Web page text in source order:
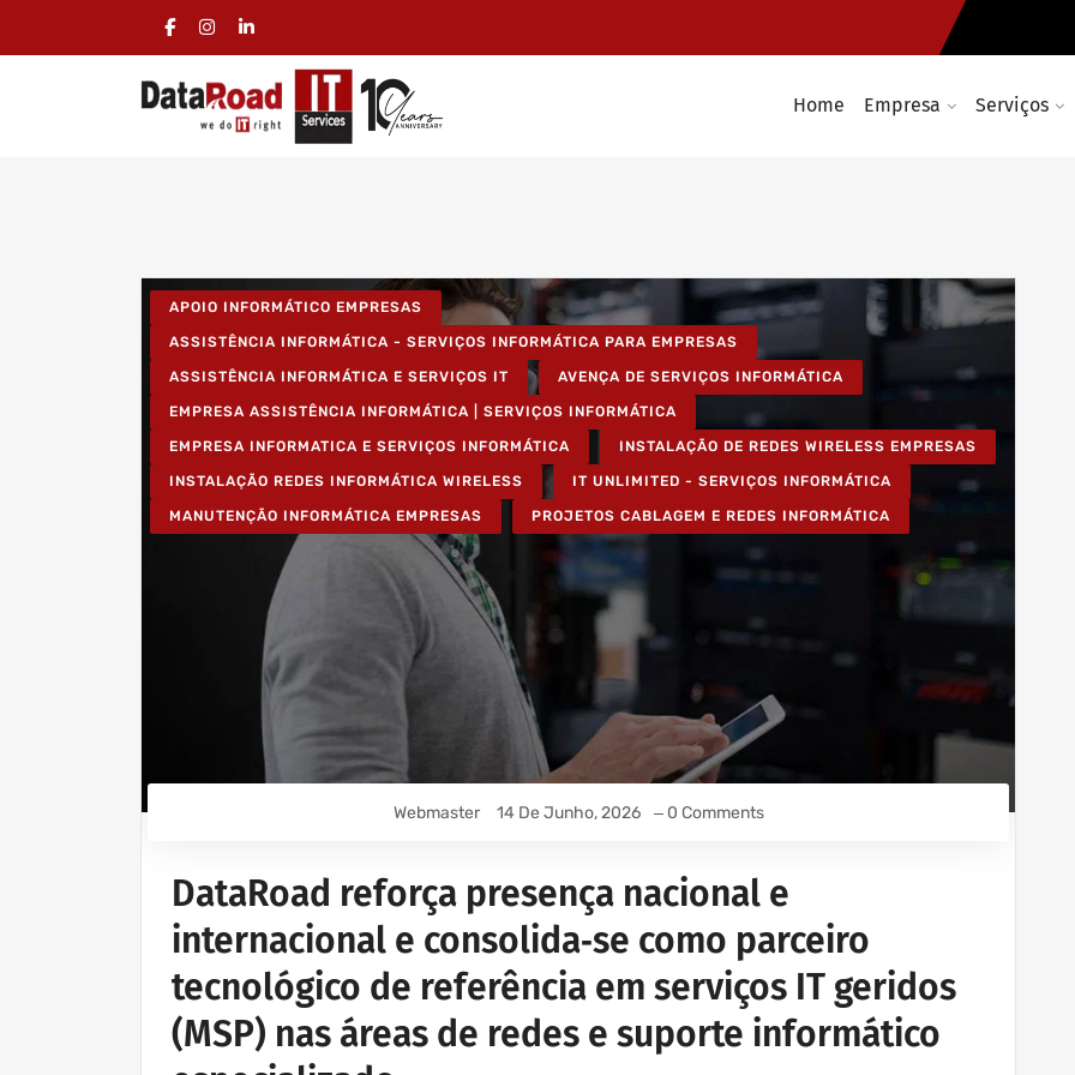
Home Empresa Serviços
APOIO INFORMÁTICO EMPRESAS
ASSISTÊNCIA INFORMÁTICA - SERVIÇOS INFORMÁTICA PARA EMPRESAS
ASSISTÊNCIA INFORMÁTICA E SERVIÇOS IT AVENÇA DE SERVIÇOS INFORMÁTICA
EMPRESA ASSISTÊNCIA INFORMÁTICA | SERVIÇOS INFORMÁTICA
EMPRESA INFORMATICA E SERVIÇOS INFORMÁTICA INSTALAÇÃO DE REDES WIRELESS EMPRESAS
INSTALAÇÃO REDES INFORMÁTICA WIRELESS IT UNLIMITED - SERVIÇOS INFORMÁTICA
MANUTENÇÃO INFORMÁTICA EMPRESAS PROJETOS CABLAGEM E REDES INFORMÁTICA
Webmaster 14 De Junho, 2026 0 Comments
DataRoad reforça presença nacional e
internacional e consolida‑se como parceiro
tecnológico de referência em serviços IT geridos
(MSP) nas áreas de redes e suporte informático